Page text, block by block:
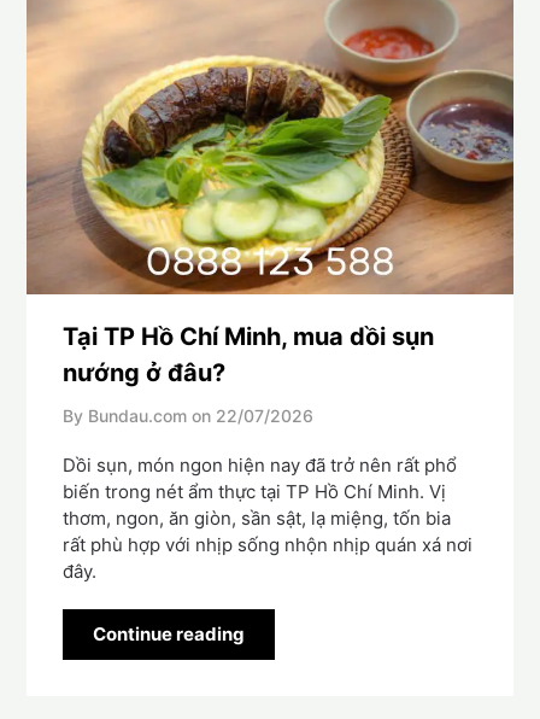
Tại TP Hồ Chí Minh, mua dồi sụn
nướng ở đâu?
By Bundau.com on 22/07/2026
Dồi sụn, món ngon hiện nay đã trở nên rất phổ
biến trong nét ẩm thực tại TP Hồ Chí Minh. Vị
thơm, ngon, ăn giòn, sần sật, lạ miệng, tốn bia
rất phù hợp với nhịp sống nhộn nhịp quán xá nơi
đây.
Continue reading